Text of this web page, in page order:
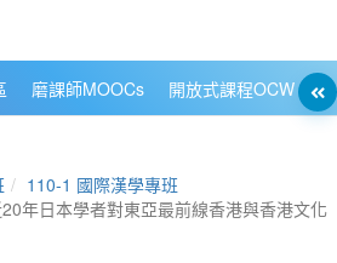
磨課師MOOCs 開放式課程OCW
110-1 國際漢學專班
年日本學者對東亞最前線香港與香港文化